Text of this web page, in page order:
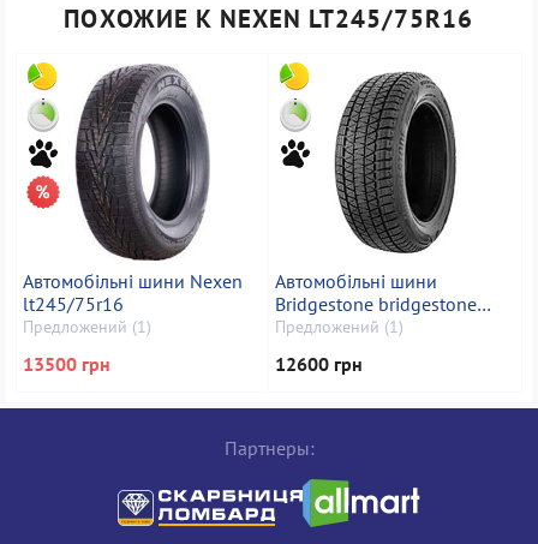
ПОХОЖИЕ К NEXEN LT245/75R16
Автомобільні шини Nexen
lt245/75r16
Предложений (1)
13500 грн
Автомобільні шини
Bridgestone bridgestone
blizzak lm005 235/50 r20
Предложений (1)
12600 грн
Партнеры: